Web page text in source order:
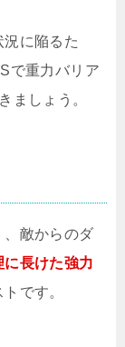
に陥るた
で重力バリア
ましょう。
、敵からのダ
に長けた強力
です。